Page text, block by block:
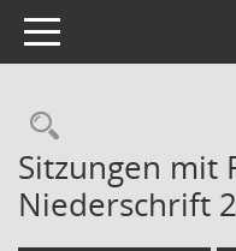
Toggle navigation
Sitzungen mit
Niederschrift